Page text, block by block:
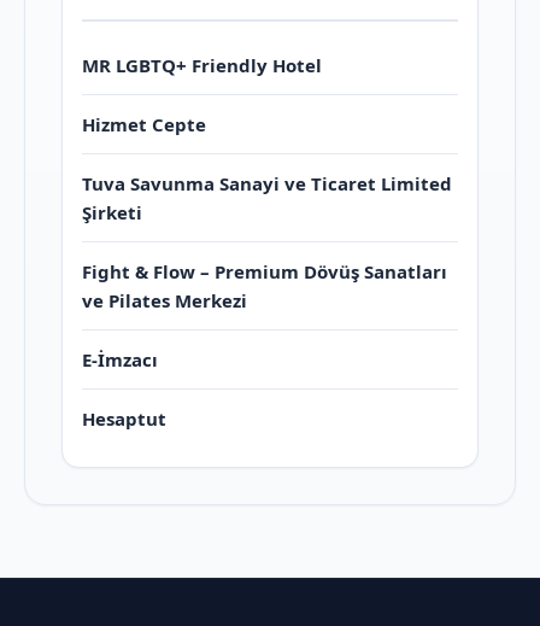
MR LGBTQ+ Friendly Hotel
Hizmet Cepte
Tuva Savunma Sanayi ve Ticaret Limited
Şirketi
Fight & Flow – Premium Dövüş Sanatları
ve Pilates Merkezi
E-İmzacı
Hesaptut